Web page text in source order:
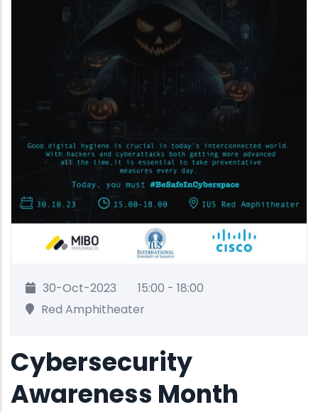
30-Oct-2023
15:00 - 18:00
Red Amphitheater
Cybersecurity
Awareness Month